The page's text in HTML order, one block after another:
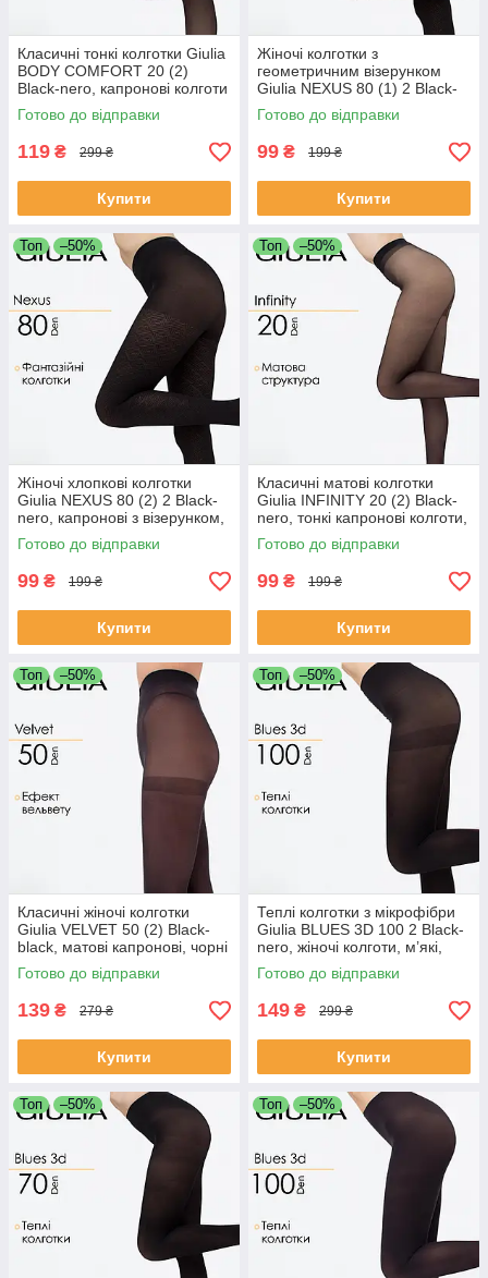
Класичні тонкі колготки Giulia
BODY COMFORT 20 (2)
Black-nero, капронові колготи
Джулія, чорні
Готово до відправки
119 ₴ 299 ₴
Купити
Жіночі колготки з
геометричним візерунком
Giulia NEXUS 80 (1) 2 Black-
nero, еластичні капронові
вироби, стильні жіночі
Готово до відправки
99 ₴ 199 ₴
Купити
Топ –50%
Жіночі хлопкові колготки
Giulia NEXUS 80 (2) 2 Black-
nero, капронові з візерунком,
чорні, 80 DEN, еластичні та
стильні
Готово до відправки
99 ₴ 199 ₴
Купити
Топ –50%
Класичні матові колготки
Giulia INFINITY 20 (2) Black-
nero, тонкі капронові колготи,
жіночі колготки без блиску
Готово до відправки
99 ₴ 199 ₴
Купити
Топ –50%
Класичні жіночі колготки
Giulia VELVET 50 (2) Black-
black, матові капронові, чорні
Готово до відправки
139 ₴ 279 ₴
Купити
Топ –50%
Теплі колготки з мікрофібри
Giulia BLUES 3D 100 2 Black-
nero, жіночі колготи, м’які,
зимові
Готово до відправки
149 ₴ 299 ₴
Купити
Топ –50% Топ –50%